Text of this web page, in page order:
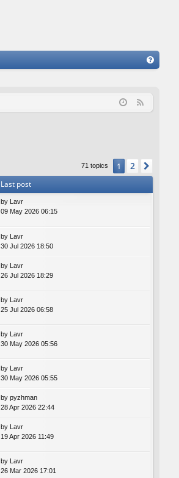
Q
71 topics 1 2
Last post
by Lavr
09 May 2026 06:15
by Lavr
30 Jul 2026 18:50
by Lavr
26 Jul 2026 18:29
by Lavr
25 Jul 2026 06:58
by Lavr
30 May 2026 05:56
by Lavr
30 May 2026 05:55
by pyzhman
28 Apr 2026 22:44
by Lavr
19 Apr 2026 11:49
by Lavr
26 Mar 2026 17:01